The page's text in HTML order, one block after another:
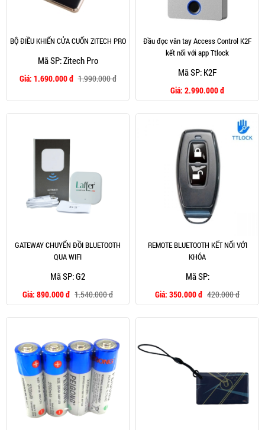
BỘ ĐIỀU KHIỂN CỬA CUỐN ZITECH PRO
Mã SP: Zitech Pro
Giá: 1.690.000 đ 1.990.000 đ
Đầu đọc vân tay Access Control K2F
kết nối với app Ttlock
Mã SP: K2F
Giá: 2.990.000 đ
GATEWAY CHUYỂN ĐỒI BLUETOOTH
QUA WIFI
Mã SP: G2
Giá: 890.000 đ 1.540.000 đ
REMOTE BLUETOOTH KẾT NỐI VỚI
KHÓA
Mã SP:
Giá: 350.000 đ 420.000 đ